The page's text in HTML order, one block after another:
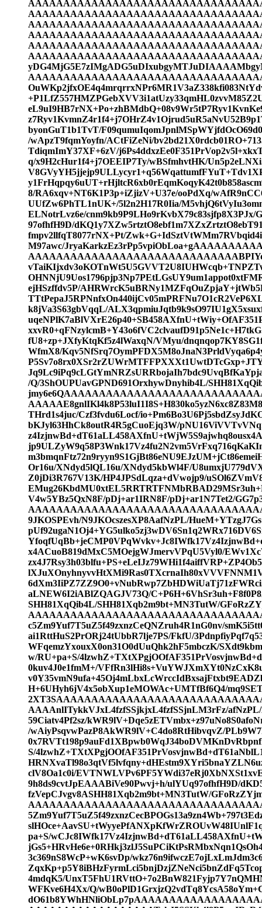
byonGuT1b1TvT/
/wApzT9fqmYoyfn/ACtFiZeNi/
TdiqmImY37XF+6zV/
q/x9H2cHur1f4+j7OEEIP7Ty/wBSfmhvtHK/
8/RA6xqv+NT6K1P3p+iZjizV+U37e/ooPdXq/
UUfZw6PhTL1nUK+/5l2n2H17R0Iia/
ELNotrLvz6e/cnm9kb9P9LHo9rKvbX79c83sjfp8X3PJx/
97ofhfH9D/
fmpv2llfqT8077rNX+Pt/
M97awc/
ejHSzffdv5P/
k8jVa3S63gbVqqL/
fU8+zp+JXfyKtqKf5z4lWaxqN/VMyu/
WfmX8/
/Q/3ShOUPUavGPND691OrxhywDnyhib4L/
THrd1s4juc/Czf3fvdu6Locf/
bKJyl63HhCk8outR4R5gCuoEjq3W/
Or16u/XNdyd5lQL16u/XNdyd5kbWl4F/
Z0jDi3R767V13K/HP4JPSdLqza+dVwojp9/
V4w5YBz5QxN8F/pDj+ar1IRN8F/pDj+ar1N7Tet2/
9JKOSPEvh/N9JKOcszesXP8AafNzPL/
x4ACuoB819dMxC5MOejgWJmervVPqU5Vyl0/
aLNEW6I2iABlZQAGJV73Q/
SHH81XqQib4L/SHH81Xqb2m9bt+MN3TutW/
c5Zm9Yuf7T5uZ5f49zxnzCeQNZruh4R1nG0nv/
ai1RttHuS2PrORj24tUbbR7lje7PS/FkfU/
WFqemzYxouxX0on31O0dUuQhk2hF5mbczK/
w/RU+pa+S/
0kuv4J0e1fmM+/
H+6UHyh6jV4x5obXup1eMOWAc+UMTfBf6Q4/
AAAAnlITykkVJxL4fzfSSjkjxL4fzfSSjnLM3rFz/
59Ciatv4Pf2sz/
/wAiyPsqvwPazP8AkWR9lV+C4do8RtHibvqvZ/
S/
clV8Oa1c0i/
9h8ds9cvtJpEAAABiVe90Pwvj+h/ulYUq97ofhfH9D/
fzVepCJvgv8ASHH81Xqb2m9bt+MN3TutW/
pa+S/
3c369nS8WcP+wK6svDp/
4mdqK5/
WFKve6H4Xx/Q/